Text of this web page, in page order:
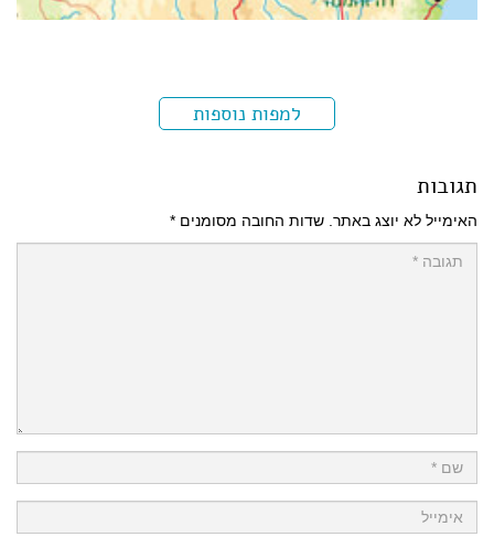
למפות נוספות
תגובות
האימייל לא יוצג באתר. שדות החובה מסומנים *